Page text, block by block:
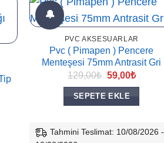
🔔
PVC AKSESUARLAR
Pvc ( Pimapen ) Pencere
Menteşesi 75mm Antrasit Gri
129,00₺ Orijinal
129,00₺.
59,00₺Şu
SEPETE EKLE
Tahmini Teslimat: 10/08/2026 -